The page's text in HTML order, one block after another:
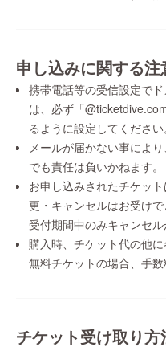
申し込みに関する注
携帯電話等の受信設定で
は、必ず「
るように設定してください
メールが届かない事によ
でも責任は負いかねます。
お申し込みされたチケッ
更・キャンセルはお受け
受付期間中のみキャンセル
購入時、チケット代の他
無料チケットの場合、手数
チケット受け取り方